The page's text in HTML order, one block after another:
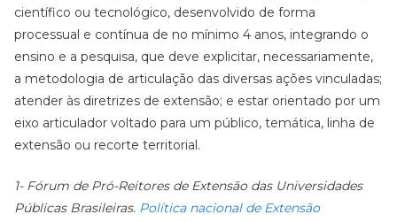
científico ou tecnológico, desenvolvido de forma
processual e contínua de no mínimo 4 anos, integrando o
ensino e a pesquisa, que deve explicitar, necessariamente,
a metodologia de articulação das diversas ações vinculadas;
atender às diretrizes de extensão; e estar orientado por um
eixo articulador voltado para um público, temática, linha de
extensão ou recorte territorial.
1- Fórum de Pró-Reitores de Extensão das Universidades
Públicas Brasileiras. Política nacional de Extensão